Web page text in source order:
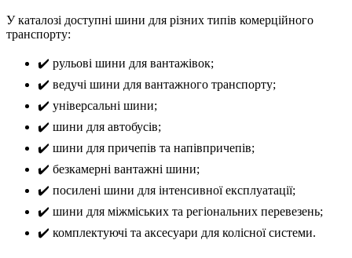
У каталозі доступні шини для різних типів комерційного
транспорту:
✔️ рульові шини для вантажівок;
✔️ ведучі шини для вантажного транспорту;
✔️ універсальні шини;
✔️ шини для автобусів;
✔️ шини для причепів та напівпричепів;
✔️ безкамерні вантажні шини;
✔️ посилені шини для інтенсивної експлуатації;
✔️ шини для міжміських та регіональних перевезень;
✔️ комплектуючі та аксесуари для колісної системи.